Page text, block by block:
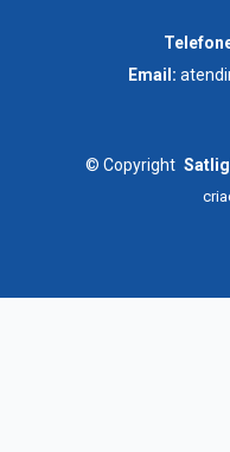
Email:
© Copyright